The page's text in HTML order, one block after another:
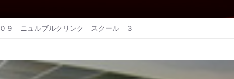
０９ ニュルブルクリンク スクール ３